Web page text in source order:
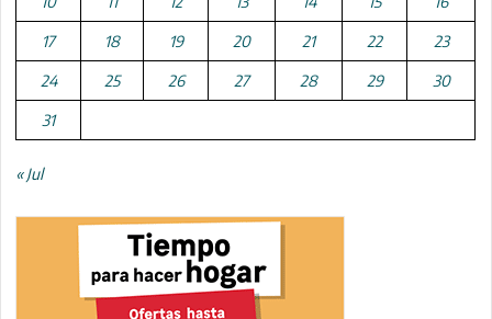
17 18 19 20 21 22 23
24 25 26 27 28 29 30
31
« Jul